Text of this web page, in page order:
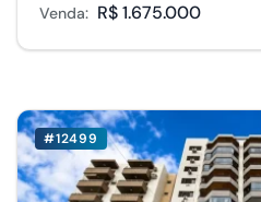
Venda: R$ 1.675.000
#12499